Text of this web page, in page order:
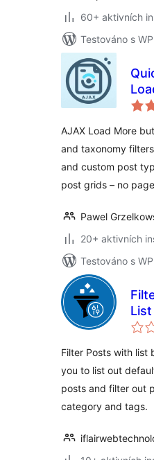
60+ aktivních
Testováno s
AJAX Load More
and taxonomy
and custom post
post grids – no
Pawel
20+ aktivních
Testováno s
List
Filter Posts with list
you to list out
posts and filter out
category and tags.